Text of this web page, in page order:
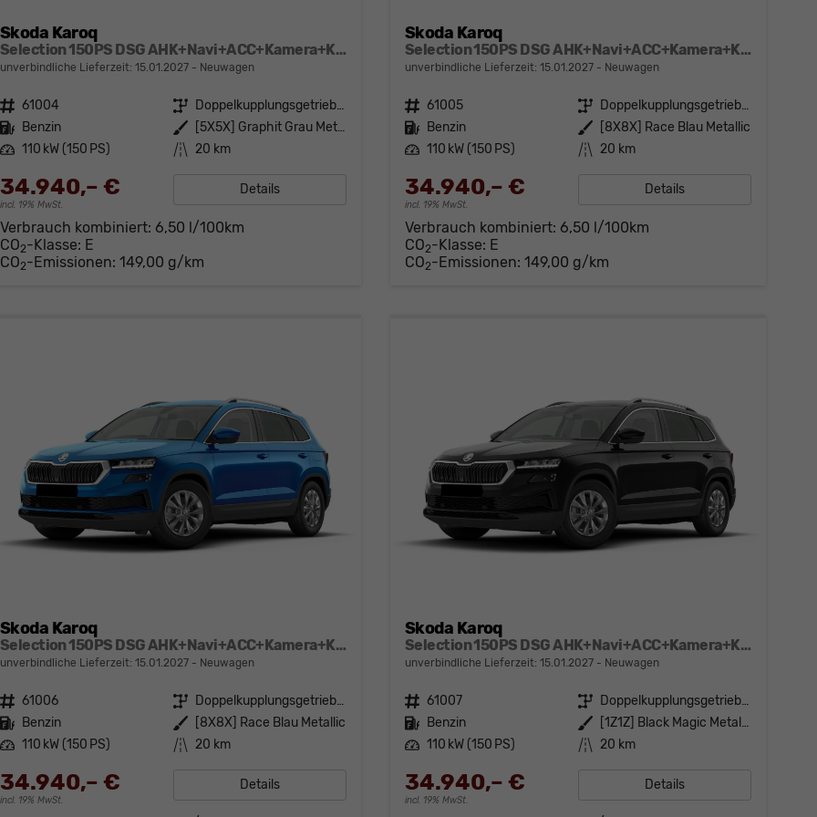
Skoda Karoq
Selection 150PS DSG AHK+Navi+ACC+Kamera+Kessy+Sitzheizung+GV5+Ambiente
unverbindliche Lieferzeit: 15.01.2027 Neuwagen
Fahrzeugnr. 61004 Getriebe
Doppelkupplungsgetriebe (DSG)
Kraftstoff Benzin Außenfarbe
[5X5X] Graphit Grau Metallic
Leistung 110 kW (150 PS) Kilometerstand 20 km
34.940,– €
incl. 19% MwSt.
Details
Verbrauch kombiniert: 6,50 l/100km
CO2-Klasse: E
CO2-Emissionen: 149,00 g/km
Skoda Karoq
Selection 150PS DSG AHK+Navi+ACC+Kamera+Kessy+Sitzheizung+GV5+Ambiente
unverbindliche Lieferzeit: 15.01.2027 Neuwagen
Fahrzeugnr. 61005 Getriebe
Doppelkupplungsgetriebe (DSG)
Kraftstoff Benzin Außenfarbe
[8X8X] Race Blau Metallic
Leistung 110 kW (150 PS) Kilometerstand 20 km
34.940,– €
incl. 19% MwSt.
Details
Verbrauch kombiniert: 6,50 l/100km
CO2-Klasse: E
CO2-Emissionen: 149,00 g/km
Skoda Karoq
Selection 150PS DSG AHK+Navi+ACC+Kamera+Kessy+Sitzheizung+GV5+Ambiente
unverbindliche Lieferzeit: 15.01.2027 Neuwagen
Fahrzeugnr. 61006 Getriebe
Doppelkupplungsgetriebe (DSG)
Kraftstoff Benzin Außenfarbe
[8X8X] Race Blau Metallic
Leistung 110 kW (150 PS) Kilometerstand 20 km
34.940,– €
incl. 19% MwSt.
Details
Skoda Karoq
Selection 150PS DSG AHK+Navi+ACC+Kamera+Kessy+Sitzheizung+GV5+Ambiente
unverbindliche Lieferzeit: 15.01.2027 Neuwagen
Fahrzeugnr. 61007 Getriebe
Doppelkupplungsgetriebe (DSG)
Kraftstoff Benzin Außenfarbe
[1Z1Z] Black Magic Metallic
Leistung 110 kW (150 PS) Kilometerstand 20 km
34.940,– €
incl. 19% MwSt.
Details